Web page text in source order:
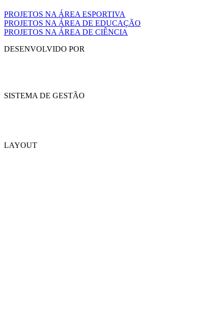
PROJETOS NA ÁREA ESPORTIVA
PROJETOS NA ÁREA DE EDUCAÇÃO
PROJETOS NA ÁREA DE CIÊNCIA
DESENVOLVIDO POR
SISTEMA DE GESTÃO
LAYOUT